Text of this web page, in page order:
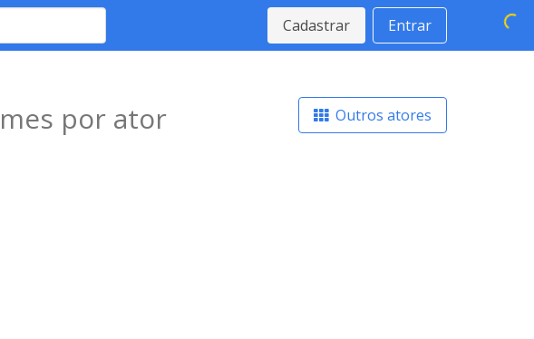
Cadastrar Entrar
por ator Outros atores